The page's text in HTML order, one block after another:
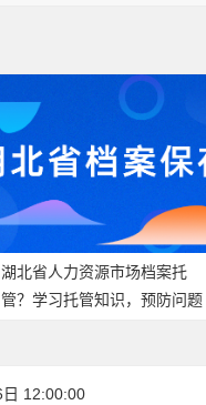
湖北省人力资源市场档案托
管？学习托管知识，预防问题
12:00:00